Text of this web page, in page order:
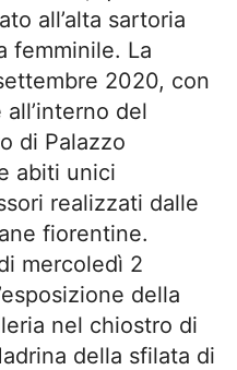
all’alta sartoria
femminile. La
2020, con
del
di Palazzo
abiti unici
realizzati dalle
fiorentine.
mercoledì 2
della
nel chiostro di
della sfilata di